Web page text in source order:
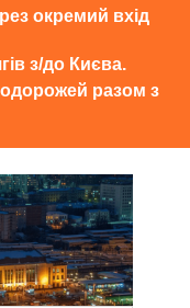
окремий вхід
з/до Києва.
разом з